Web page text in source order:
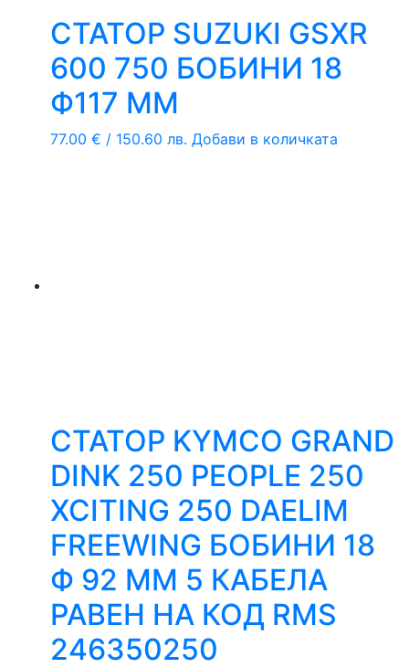
СТАТОР SUZUKI GSXR
600 750 БОБИНИ 18
Ф117 ММ
77.00 € / 150.60 лв. Добави в количката
СТАТОР KYMCO GRAND
DINK 250 PEOPLE 250
XCITING 250 DAELIM
FREEWING БОБИНИ 18
Ф 92 ММ 5 КАБЕЛА
РАВЕН НА КОД RMS
246350250